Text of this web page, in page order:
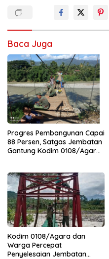
Baca Juga
Progres Pembangunan Capai
88 Persen, Satgas Jembatan
Gantung Kodim 0108/Agara
Kodim 0108/Agara dan
Warga Percepat
Penyelesaian Jembatan